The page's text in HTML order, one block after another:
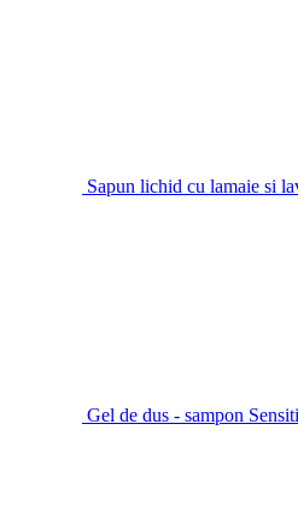
Sapun lichid cu lamaie si
Gel de dus - sampon